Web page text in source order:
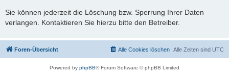
Sie können jederzeit die Löschung bzw. Sperrung Ihrer Daten
verlangen. Kontaktieren Sie hierzu bitte den Betreiber.
Foren-Übersicht Alle Zeiten sind UTC
Alle Cookies löschen
Powered by phpBB® Forum Software © phpBB Limited